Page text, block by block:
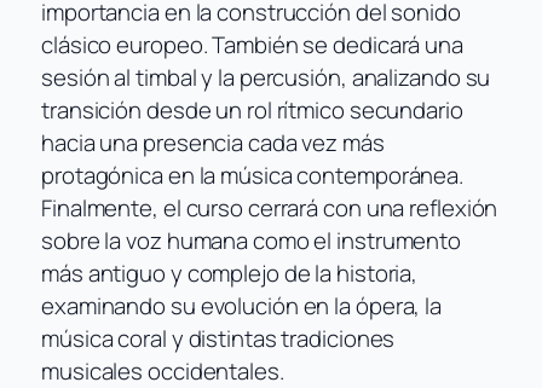
importancia en la construcción del sonido
clásico europeo. También se dedicará una
sesión al timbal y la percusión, analizando su
transición desde un rol rítmico secundario
hacia una presencia cada vez más
protagónica en la música contemporánea.
Finalmente, el curso cerrará con una reflexión
sobre la voz humana como el instrumento
más antiguo y complejo de la historia,
examinando su evolución en la ópera, la
música coral y distintas tradiciones
musicales occidentales.